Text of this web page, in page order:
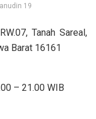
19
Tanah Sareal,
Barat 16161
– 21.00 WIB